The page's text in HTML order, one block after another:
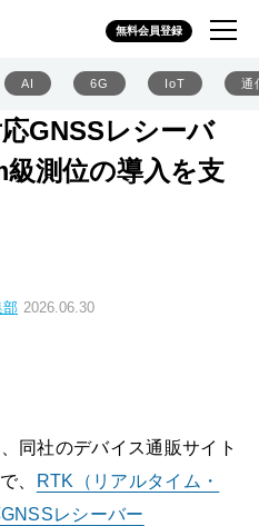
無料会員登録
AI 6G IoT 通
GNSSレシーバ
測位の導入を支
部 2026.06.30
同社のデバイス通販サイト
、
RTK（リアルタイム・
レシーバー